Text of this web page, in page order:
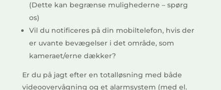
(Dette kan begrænse mulighederne – spørg
os)
Vil du notificeres på din mobiltelefon, hvis der
er uvante bevægelser i det område, som
kameraet/erne dækker?
Er du på jagt efter en totalløsning med både
videoovervågning og et alarmsystem (med el.